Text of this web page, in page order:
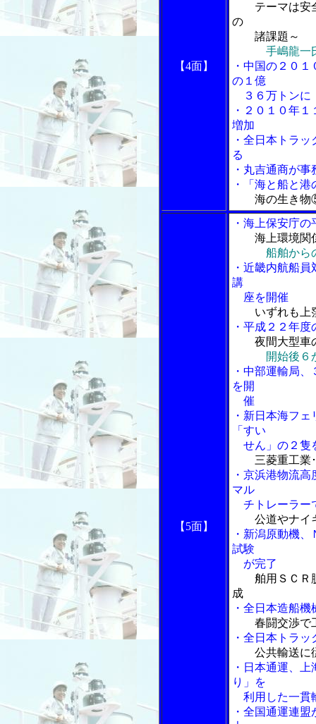
【4面】
テーマは安
の
諸課題～
手嶋龍一
・中国の２０
の１億
３６万トンに
・２０１０年
増加
・全日本トラ
る
・丸吉通商が事
・「海と船と
海の生き
【5面】
・海上保安庁
海上環境関
船舶から
・近畿内航船
講
座を開催
いずれも上
・平成２２年
夜間大型車
開始後６
・中部運輸局
を開
催
・新日本海フ
「すい
せん」の２隻
三菱重工業
・京浜港物流
マル
チトレーラー
公道やナイ
・新潟原動機
試験
が完了
舶用ＳＣＲ
成
・全日本造船
春闘交渉で
・全日本トラ
公共輸送に
・日本通運、
り」を
利用した一貫
・全国通運連